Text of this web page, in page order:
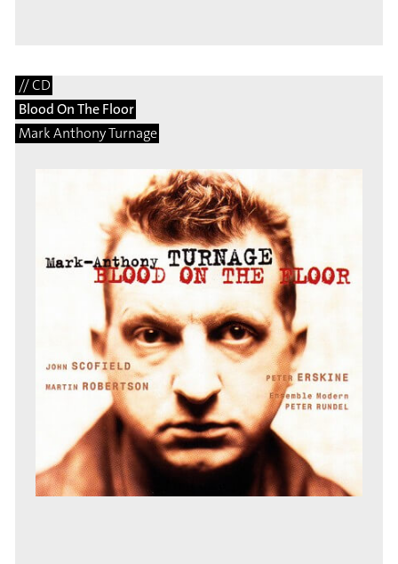
// CD
Blood On The Floor
Mark Anthony Turnage